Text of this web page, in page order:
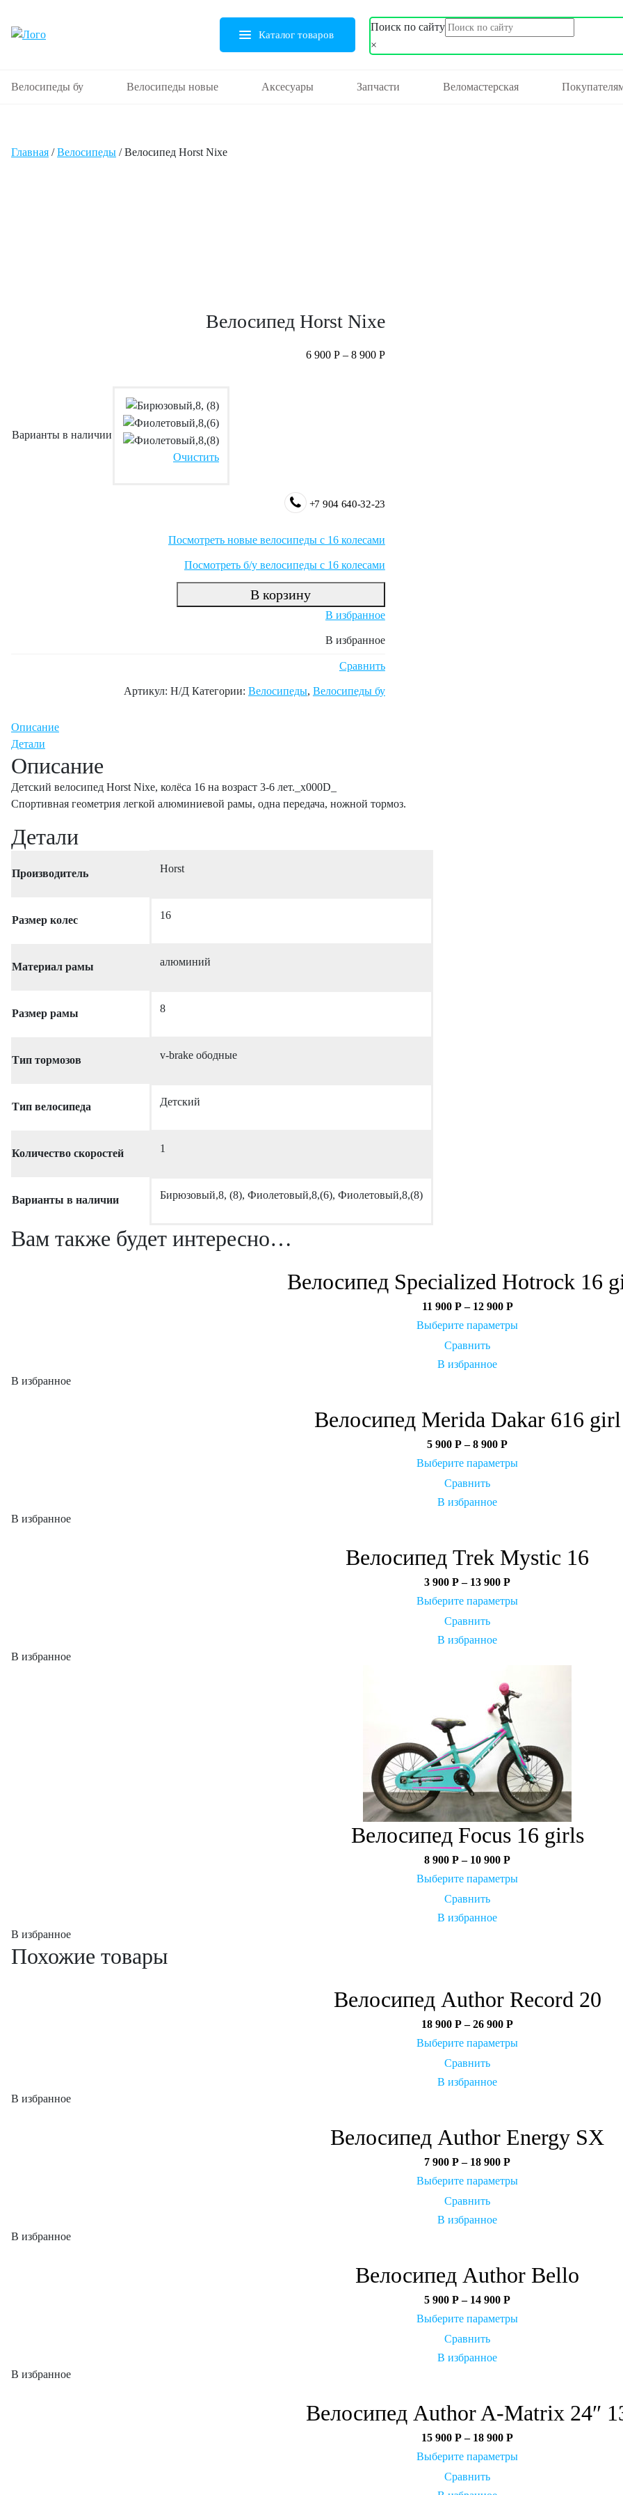
Каталог товаров
Поиск по сайту
×
Велосипеды бу Велосипеды новые Аксесуары Запчасти Веломастерская
Главная /Велосипеды / Велосипед Horst Nixe
Велосипед Horst Nixe
6 900 Р– 8 900 Р
Варианты в наличии
Очистить
+7 904 640-32-23
Посмотреть новые велосипеды с 16 колесами
Посмотреть б/у велосипеды с 16 колесами
В корзину
В избранное
В избранное
Сравнить
Артикул: Н/Д Категории: Велосипеды, Велосипеды бу
Описание
Детали
Описание
Детский велосипед Horst Nixe, колёса 16 на возраст 3-6 лет._x000D_
Спортивная геометрия легкой алюминиевой рамы, одна передача, ножной тормоз.
Детали
Производитель Horst
Размер колес 16
Материал рамы алюминий
Размер рамы 8
Тип тормозов v-brake ободные
Тип велосипеда Детский
Количество скоростей 1
Варианты в наличии Бирюзовый,8, (8), Фиолетовый,8,(6), Фиолетовый,8,(8)
Вам также будет интересно…
Велосипед Specialized Hotrock 16
11 900 Р– 12 900 Р
Выберите параметры
Сравнить
В избранное
В избранное
Велосипед Merida Dakar 616 girl
5 900 Р–8 900 Р
Выберите параметры
Сравнить
В избранное
В избранное
Велосипед Trek Mystic 16
3 900 Р– 13 900 Р
Выберите параметры
Сравнить
В избранное
В избранное
Велосипед Focus 16 girls
8 900 Р– 10 900 Р
Выберите параметры
Сравнить
В избранное
В избранное
Похожие товары
Велосипед Author Record 20
18 900 Р–26 900 Р
Выберите параметры
Сравнить
В избранное
В избранное
Велосипед Author Energy SX
7 900 Р– 18 900 Р
Выберите параметры
Сравнить
В избранное
В избранное
Велосипед Author Bello
5 900 Р– 14 900 Р
Выберите параметры
Сравнить
В избранное
В избранное
Велосипед Author A-Matrix 24″
15 900 Р– 18 900 Р
Выберите параметры
Сравнить